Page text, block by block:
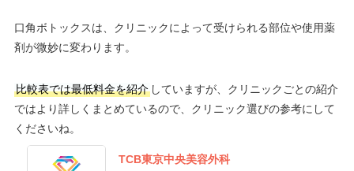
口角ボトックスは、クリニックによって受けられる部位や使用薬
剤が微妙に変わります。
比較表では最低料金を紹介していますが、クリニックごとの紹介
ではより詳しくまとめているので、クリニック選びの参考にして
くださいね。
TCB東京中央美容外科